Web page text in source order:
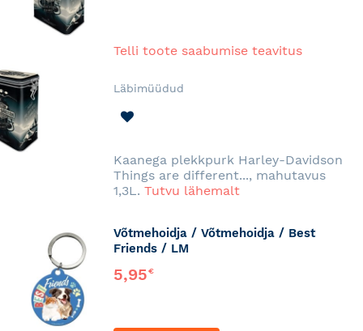
Telli toote saabumise teavitus
Läbimüüdud
Kaanega plekkpurk Harley-Davidson
Things are different..., mahutavus
1,3L. Tutvu lähemalt
Võtmehoidja / Võtmehoidja / Best
Friends / LM
5,95€